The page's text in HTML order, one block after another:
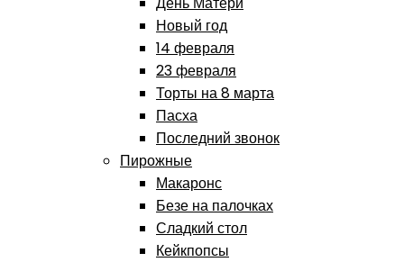
Новый год
14 февраля
23 февраля
Торты на 8 марта
Пасха
Последний звонок
Пирожные
Макаронс
Безе на палочках
Сладкий стол
Кейкпопсы